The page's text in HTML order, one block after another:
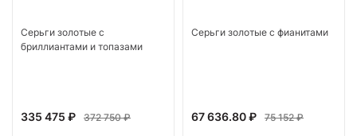
Серьги золотые с
бриллиантами и топазами
335 475 ₽ 372 750 ₽
Серьги золотые с фианитами
67 636.80 ₽ 75 152 ₽